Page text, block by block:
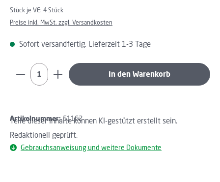
Stück je VE: 4 Stück
Preise inkl. MwSt. zzgl. Versandkosten
Sofort versandfertig, Lieferzeit 1-3 Tage
Produkt Anzahl: Gib den gewünschten Wert ein
In den Warenkorb
Artikelnummer:51162
Teile dieser Inhalte können KI-gestützt erstellt sein.
Redaktionell geprüft.
Gebrauchsanweisung und weitere Dokumente